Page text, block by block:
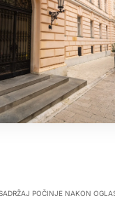
POČINJE NAKON